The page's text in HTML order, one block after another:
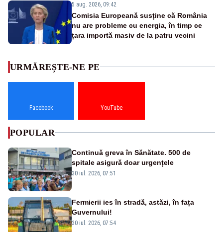
5 aug. 2026, 09:42
Comisia Europeană susține că România
nu are probleme cu energia, în timp ce
țara importă masiv de la patru vecini
URMĂREȘTE-NE PE
Facebook YouTube
POPULAR
Continuă greva în Sănătate. 500 de
spitale asigură doar urgențele
30 iul. 2026, 07:51
Fermierii ies în stradă, astăzi, în fața
Guvernului!
30 iul. 2026, 07:54